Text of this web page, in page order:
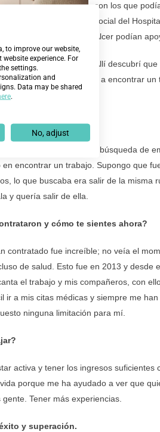
con los que
social del
Alcer podían
Allí descubrí
para que me ayudaran a encontrar
tu trabajo?
cosas muy útiles para mi búsqueda de
encontrar un trabajo. Supongo que
lo que buscaba era salir de la misma
y quería salir de ella.
y cómo te sientes ahora?
contratado fue increíble; no veía el
de salud. Esto fue en 2013 y desde
el trabajo y mis compañeros, con
ir a mis citas médicas y siempre me
ninguna limitación para mí.
activa y tener los ingresos
porque me ha ayudado a ver que
Tener más experiencias.
y superación.
to improve our website,
experience. For
settings.
and
Data may be shared
.
No, adjust